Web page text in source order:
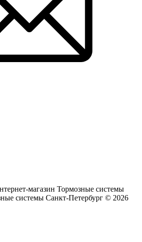
магазин Тормозные системы
системы Санкт-Петербург © 2026